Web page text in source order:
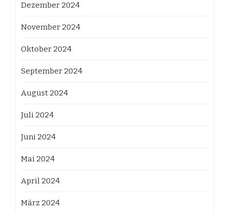
Dezember 2024
November 2024
Oktober 2024
September 2024
August 2024
Juli 2024
Juni 2024
Mai 2024
April 2024
März 2024